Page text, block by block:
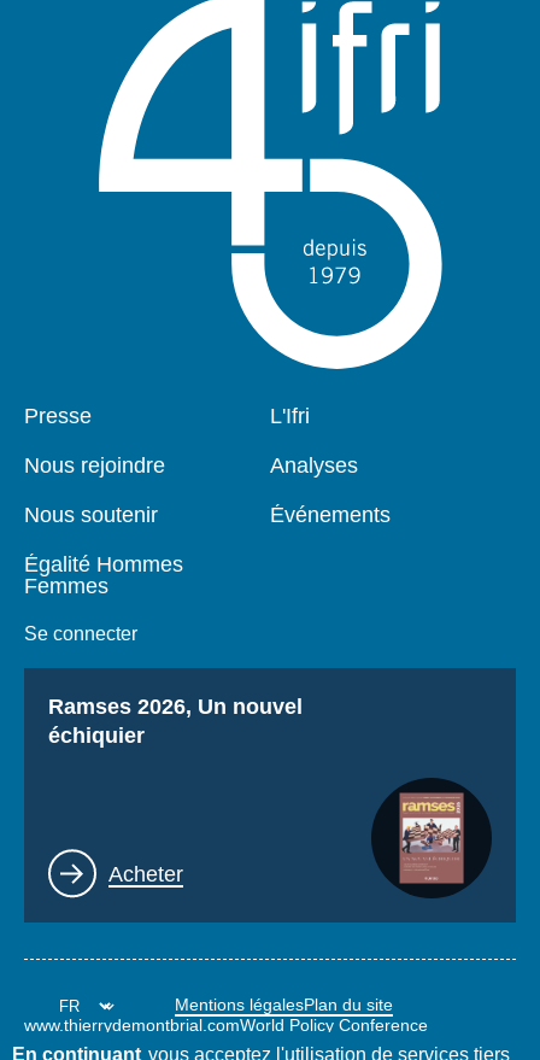
Pied
Presse
Nous rejoindre
Nous soutenir
Égalité Hommes
Femmes
Se connecter
Navigation
L'Ifri
Analyses
Événements
Titre
Ramses 2026, Un nouvel
échiquier
Lien
Acheter
Mentions légalesPlan du site
www.thierrydemontbrial.comWorld Policy Conference
Blog Politique étrangère
En continuant vous acceptez l'utilisation de services tiers